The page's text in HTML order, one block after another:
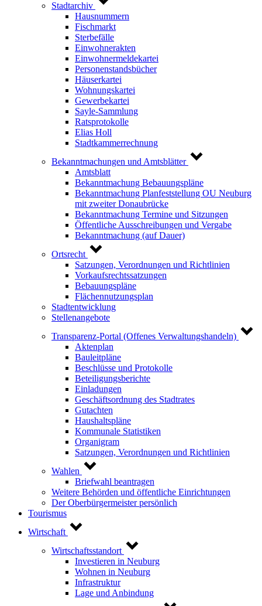
Stadtarchiv
Hausnummern
Fischmarkt
Sterbefälle
Einwohnerakten
Einwohnermeldekartei
Personenstandsbücher
Häuserkartei
Wohnungskartei
Gewerbekartei
Sayle-Sammlung
Ratsprotokolle
Elias Holl
Stadtkammerrechnung
Bekanntmachungen und Amtsblätter
Amtsblatt
Bekanntmachung Bebauungspläne
Bekanntmachung Planfeststellung OU Neuburg
mit zweiter Donaubrücke
Bekanntmachung Termine und Sitzungen
Öffentliche Ausschreibungen und Vergabe
Bekanntmachung (auf Dauer)
Ortsrecht
Satzungen, Verordnungen und Richtlinien
Vorkaufsrechtssatzungen
Bebauungspläne
Flächennutzungsplan
Stadtentwicklung
Stellenangebote
Transparenz-Portal (Offenes Verwaltungshandeln)
Aktenplan
Bauleitpläne
Beschlüsse und Protokolle
Beteiligungsberichte
Einladungen
Geschäftsordnung des Stadtrates
Gutachten
Haushaltspläne
Kommunale Statistiken
Organigram
Satzungen, Verordnungen und Richtlinien
Wahlen
Briefwahl beantragen
Weitere Behörden und öffentliche Einrichtungen
Der Oberbürgermeister persönlich
Tourismus
Wirtschaft
Wirtschaftsstandort
Investieren in Neuburg
Wohnen in Neuburg
Infrastruktur
Lage und Anbindung